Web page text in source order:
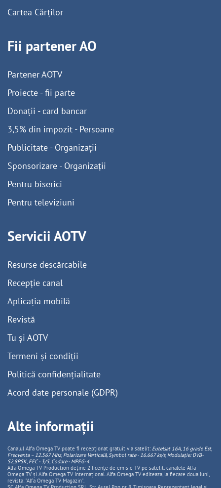
Cartea Cărților
Fii partener AO
Partener AOTV
Proiecte - fii parte
Donații - card bancar
3,5% din impozit - Persoane
Publicitate - Organizații
Sponsorizare - Organizații
Pentru biserici
Pentru televiziuni
Servicii AOTV
Resurse descărcabile
Recepție canal
Aplicația mobilă
Revistă
Tu și AOTV
Termeni și condiții
Politică confidențialitate
Acord date personale (GDPR)
Alte informații
Canalul Alfa Omega TV poate fi recepționat gratuit via satelit: Eutelsat 16A, 16 grade Est,
Frecventa – 12.567 Mhz, PolarizareVerticală, Symbol rate - 16.667 ks/s, Modulație: DVB-
S2,8PSK, FEC - 3/5, Codare - MPEG-4.
Alfa Omega TV Production deține 2 licențe de emisie TV pe satelit: canalele Alfa
Omega TV și Alfa Omega TV Internațional. Alfa Omega TV editeaza, la fiecare doua luni,
revista: "Alfa Omega TV Magazin".